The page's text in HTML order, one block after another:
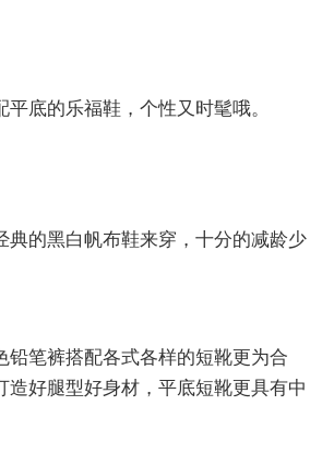
平底的乐福鞋，个性又时髦哦。
典的黑白帆布鞋来穿，十分的减龄少
铅笔裤搭配各式各样的短靴更为合
造好腿型好身材，平底短靴更具有中